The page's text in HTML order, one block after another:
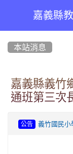
嘉義縣
本站消息
嘉義縣義竹
通班第三次
公告 義竹國民小